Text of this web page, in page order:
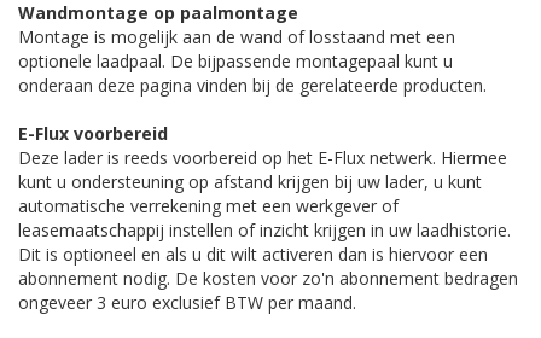
Wandmontage op paalmontage
Montage is mogelijk aan de wand of losstaand met een
optionele laadpaal. De bijpassende montagepaal kunt u
onderaan deze pagina vinden bij de gerelateerde producten.
E-Flux voorbereid
Deze lader is reeds voorbereid op het E-Flux netwerk. Hiermee
kunt u ondersteuning op afstand krijgen bij uw lader, u kunt
automatische verrekening met een werkgever of
leasemaatschappij instellen of inzicht krijgen in uw laadhistorie.
Dit is optioneel en als u dit wilt activeren dan is hiervoor een
abonnement nodig. De kosten voor zo'n abonnement bedragen
ongeveer 3 euro exclusief BTW per maand.